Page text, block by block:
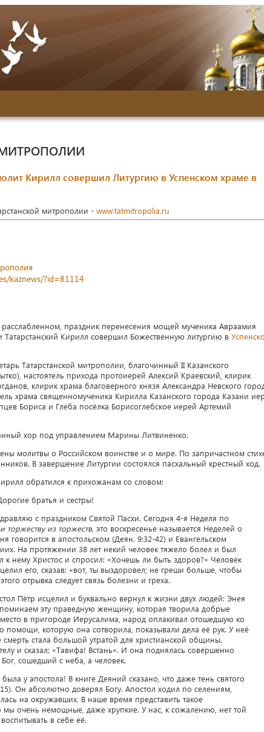
Кирилл совершил Литургию в Успенском храме в
митрополии - www.tatmitropolia.ru
kaznews/?id=81114
праздник перенесения мощей мученика Авраамия
Татарстанский Кирилл совершил Божественную литургию в
Татарстанской митрополии, благочинный II Казанского
настоятель прихода протоиерей Алексий Краевский, клирик
клирик храма благоверного князя Александра Невского
храма священномученика Кирилла Казанского города Казани
Бориса и Глеба посёлка Борисоглебское иерей Артемий
хор под управлением Марины Литвиненко.
молитвы о Российском воинстве и о мире. По запричастном
В завершение Литургии состоялся пасхальный крестный ход.
обратился к прихожанам со словом:
братья и сестры!
с праздником Святой Пасхи. Сегодня 4-я Неделя по
торжеству из торжеств, это воскресенье называется Неделей о
говорится в апостольском (Деян. 9:32-42) и Евангельском
На протяжении 38 лет некий человек тяжело болел и был
нему Христос и спросил: «Хочешь ли быть здоров?» Человек
его, сказав: «вот, ты выздоровел; не греши больше, чтобы
отрывка следует связь болезни и греха.
Пётр исцелил и буквально вернул к жизни двух людей: Энея
эту праведную женщину, которая творила добрые
в пригороде Иерусалима, народ оплакивал отошедшую ко
помощи, которую она сотворила, показывали дела её рук. У неё
стала большой утратой для христианской общины.
и сказал: «Тавифа! Встань». И она поднялась совершенно
сошедший с неба, а человек.
у апостола! В книге Деяний сказано, что даже тень святого
Он абсолютно доверял Богу. Апостол ходил по селениям,
на окружавших. В наше время представить такое
мы очень немощные, даже хрупкие. У нас, к сожалению, нет той
в себе её.